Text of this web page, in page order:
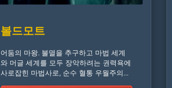
볼드모트
어둠의 마왕. 불멸을 추구하고 마법 세계
와 머글 세계를 모두 장악하려는 권력욕에
사로잡힌 마법사로, 순수 혈통 우월주의에